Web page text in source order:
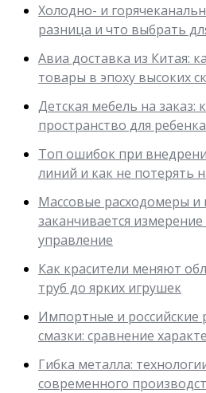
Холодно- и
разница и что выбрать
Авиа доставка из Китая:
товары в эпоху высоких
Детская мебель на заказ:
пространство для ребенка
Топ ошибок при
линий и как не потерять
Массовые расходомеры и
заканчивается измерение
управление
Как красители меняют
труб до ярких игрушек
Импортные и российские
смазки: сравнение
Гибка металла:
современного